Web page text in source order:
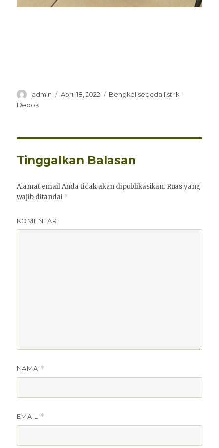
Penulis
admin
Diposkan
April 18, 2022 Kategori
Bengkel sepeda listrik -
Depok
Tinggalkan Balasan
Alamat email Anda tidak akan dipublikasikan. Ruas yang
wajib ditandai *
KOMENTAR
NAMA *
EMAIL *